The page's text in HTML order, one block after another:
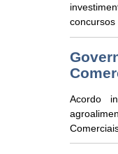
Acordo